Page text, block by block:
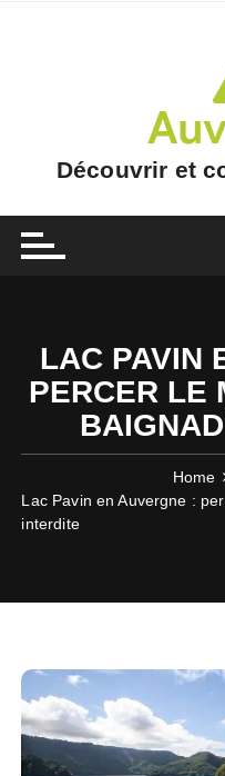
Découvrir et
LAC PAVIN
PERCER LE
Home
Lac Pavin en Auvergne :
interdite